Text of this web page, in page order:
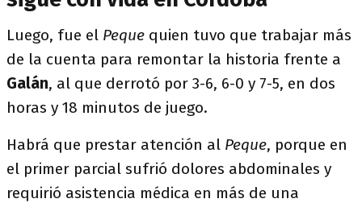
Luego, fue el Peque quien tuvo que trabajar más
de la cuenta para remontar la historia frente a
Galán, al que derrotó por 3-6, 6-0 y 7-5, en dos
horas y 18 minutos de juego.
Habrá que prestar atención al Peque, porque en
el primer parcial sufrió dolores abdominales y
requirió asistencia médica en más de una